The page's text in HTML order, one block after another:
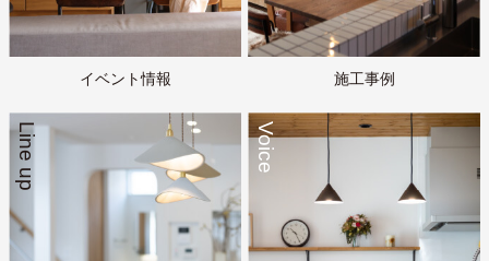
イベント情報 施工事例
Line up Voice